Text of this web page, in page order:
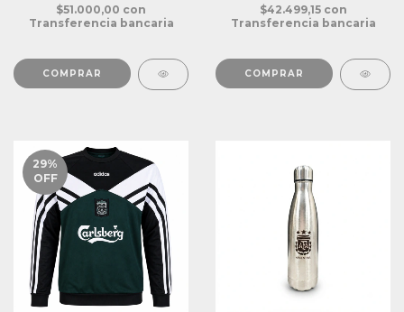
$51.000,00 con
Transferencia bancaria
COMPRAR
$42.499,15 con
Transferencia bancaria
COMPRAR
29%
OFF